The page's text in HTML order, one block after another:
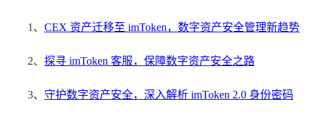
1、 CEX 资产迁移至 imToken，数字资产安全管理新趋势
2、 探寻 imToken 客服，保障数字资产安全之路
3、 守护数字资产安全，深入解析 imToken 2.0 身份密码